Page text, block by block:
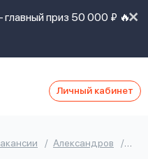
приз 50 000 ₽ 🔥
Личный кабинет
Александров